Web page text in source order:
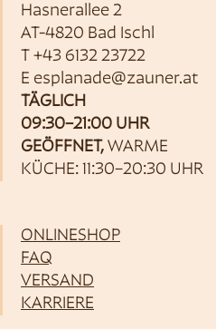
Hasnerallee 2
AT-4820 Bad Ischl
T +43 6132 23722
E esplanade@zauner.at
TÄGLICH
09:30–21:00 UHR
GEÖFFNET, WARME
KÜCHE: 11:30–20:30 UHR
ONLINESHOP
FAQ
VERSAND
KARRIERE